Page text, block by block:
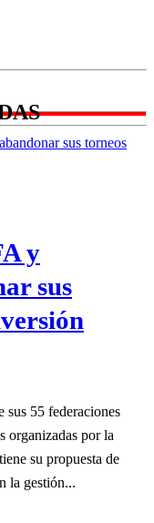
y
sus
sus 55 federaciones
organizadas por la
su propuesta de
la gestión...